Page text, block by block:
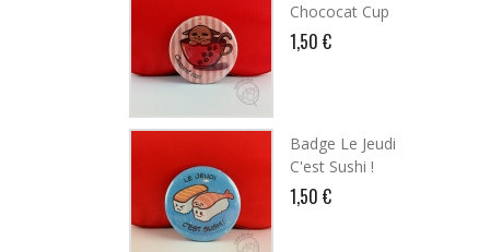
Chococat Cup
1,50 €
Badge Le Jeudi
C'est Sushi !
1,50 €